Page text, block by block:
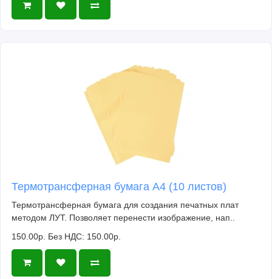
Термотрансферная бумага А4 (10 листов)
Термотрансферная бумага для создания печатных плат
методом ЛУТ. Позволяет перенести изображение, нап..
150.00р. Без НДС: 150.00р.